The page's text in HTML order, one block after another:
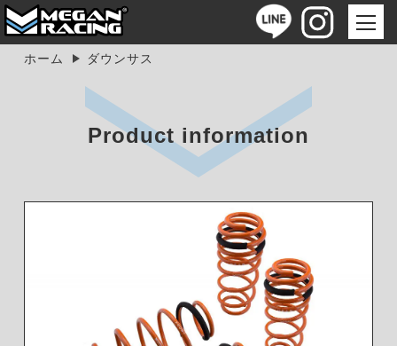
ホーム ダウンサス
Product information